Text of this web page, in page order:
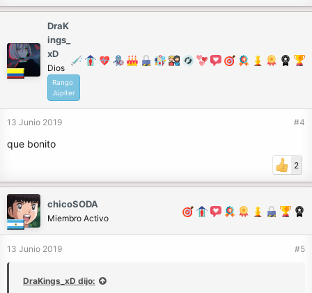
DraK
ings_
xD
Dios
Rango
Júpiter
13 Junio 2019 #4
que bonito
2
chicoSODA
Miembro Activo
13 Junio 2019 #5
DraKings_xD dijo: